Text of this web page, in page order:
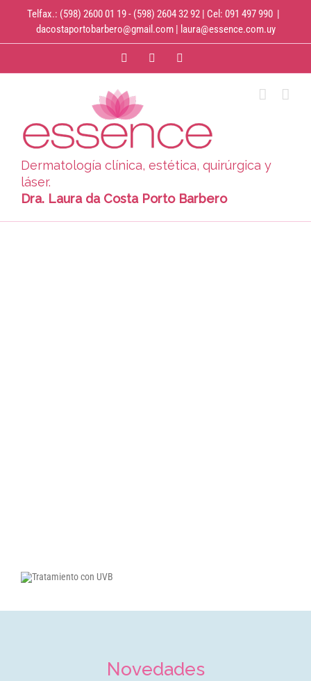
contenido
Telfax.: (598) 2600 01 19 - (598) 2604 32 92 | Cel: 091 497 990 |
dacostaportobarbero@gmail.com | laura@essence.com.uy
FacebookInstagram
Dermatología clínica, estética, quirúrgica y
láser.
Dra. Laura da Costa Porto Barbero
Novedades